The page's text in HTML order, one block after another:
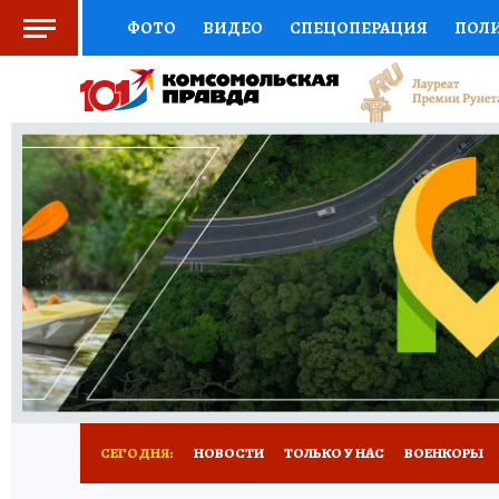
ФОТО ВИДЕО СПЕЦОПЕРАЦИЯ
СОЦПОДДЕРЖКА НАУКА СПОРТ
ВЫБОР ЭКСПЕРТОВ ДОКТОР
КНИЖНАЯ ПОЛКА ПРОГНОЗЫ НА СПОРТ
ПРЕСС-ЦЕНТР НЕДВИЖИМОСТЬ
РАДИО КП РЕКЛАМА ТЕСТЫ НОВОЕ
СЕГОДНЯ: НОВОСТИ ТОЛЬКО У НАС ВОЕНКОРЫ